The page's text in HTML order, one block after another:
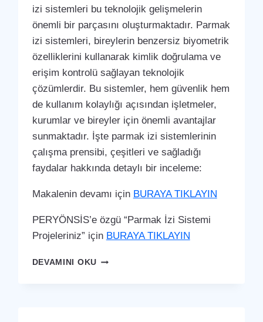
izi sistemleri bu teknolojik gelişmelerin
önemli bir parçasını oluşturmaktadır. Parmak
izi sistemleri, bireylerin benzersiz biyometrik
özelliklerini kullanarak kimlik doğrulama ve
erişim kontrolü sağlayan teknolojik
çözümlerdir. Bu sistemler, hem güvenlik hem
de kullanım kolaylığı açısından işletmeler,
kurumlar ve bireyler için önemli avantajlar
sunmaktadır. İşte parmak izi sistemlerinin
çalışma prensibi, çeşitleri ve sağladığı
faydalar hakkında detaylı bir inceleme:
Makalenin devamı için BURAYA TIKLAYIN
PERYÖNSİS’e özgü “Parmak İzi Sistemi
Projeleriniz” için BURAYA TIKLAYIN
DEVAMINI OKUBEŞIKTAŞ